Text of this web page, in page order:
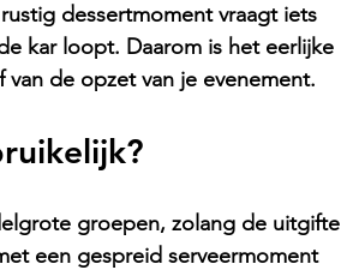
dessertmoment vraagt iets
kar loopt. Daarom is het eerlijke
de opzet van je evenement.
groepen, zolang de uitgifte
een gespreid serveermoment